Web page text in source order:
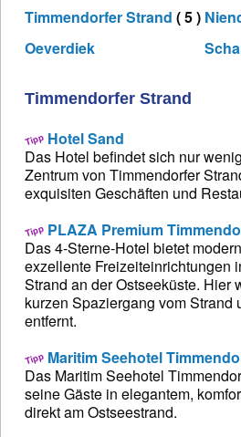
Timmendorfer Strand ( 5 )
Oeverdiek
Timmendorfer Strand
Hotel Sand
Das Hotel befindet sich nur
Zentrum von Timmendorfer
exquisiten Geschäften und
PLAZA Premium
Das 4-Sterne-Hotel bietet
exzellente Freizeiteinrichtungen
Strand an der Ostseeküste. Hier
kurzen Spaziergang vom Strand
entfernt.
Maritim Seehotel
Das Maritim Seehotel
seine Gäste in elegantem,
direkt am Ostseestrand.